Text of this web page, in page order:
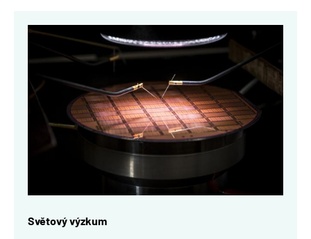
Obrázek
Světový výzkum